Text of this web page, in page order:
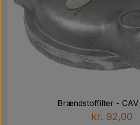
Brændstoffilter -
kr. 92,00